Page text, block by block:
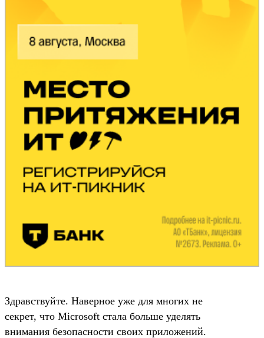
Здравствуйте. Наверное уже для многих не
секрет, что Microsoft стала больше уделять
внимания безопасности своих приложений.